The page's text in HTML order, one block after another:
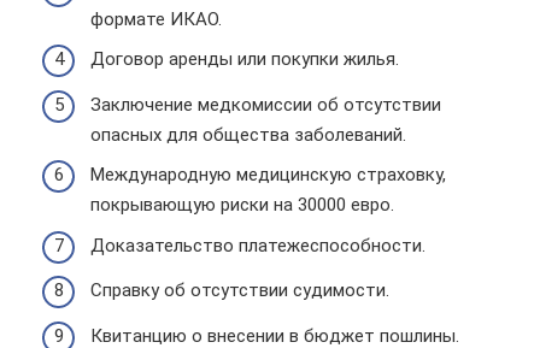
формате ИКАО.
Договор аренды или покупки жилья.
Заключение медкомиссии об отсутствии
опасных для общества заболеваний.
Международную медицинскую страховку,
покрывающую риски на 30000 евро.
Доказательство платежеспособности.
Справку об отсутствии судимости.
Квитанцию о внесении в бюджет пошлины.